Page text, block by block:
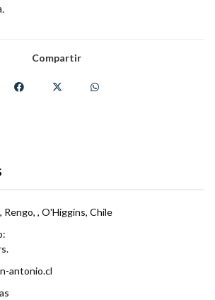
Compartir
, O'Higgins, Chile
antonio.cl